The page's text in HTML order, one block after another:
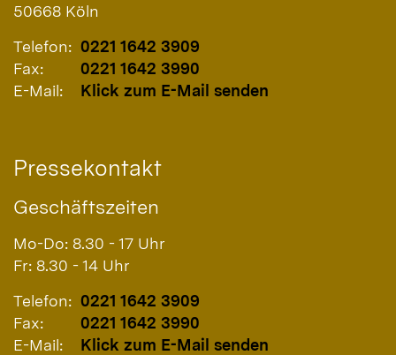
50668 Köln
Telefon: 0221 1642 3909
Fax:
0221 1642 3990
E-Mail:
Klick zum E-Mail senden
Pressekontakt
Geschäftszeiten
Mo-Do: 8.30 - 17 Uhr
Fr: 8.30 - 14 Uhr
Telefon: 0221 1642 3909
Fax:
0221 1642 3990
E-Mail:
Klick zum E-Mail senden